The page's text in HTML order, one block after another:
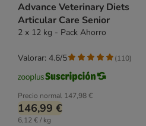
Advance Veterinary Diets
Articular Care Senior
2 x 12 kg - Pack Ahorro
Precio normal 147,98 €
146,99 €
6,12 € / kg
Valorar: 4.6/5 (110)